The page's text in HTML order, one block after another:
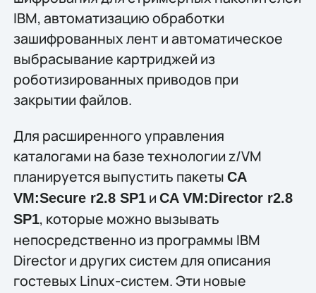
IBM, автоматизацию обработки
зашифрованных лент и автоматическое
выбрасывание картриджей из
роботизированных приводов при
закрытии файлов.
Для расширенного управления
каталогами на базе технологии z/VM
планируется выпустить пакеты CA
VM:Secure r2.8 SP1и CA VM:Director r2.8
SP1, которые можно вызывать
непосредственно из программы IBM
Director и других систем для описания
гостевых Linux-систем. Эти новые